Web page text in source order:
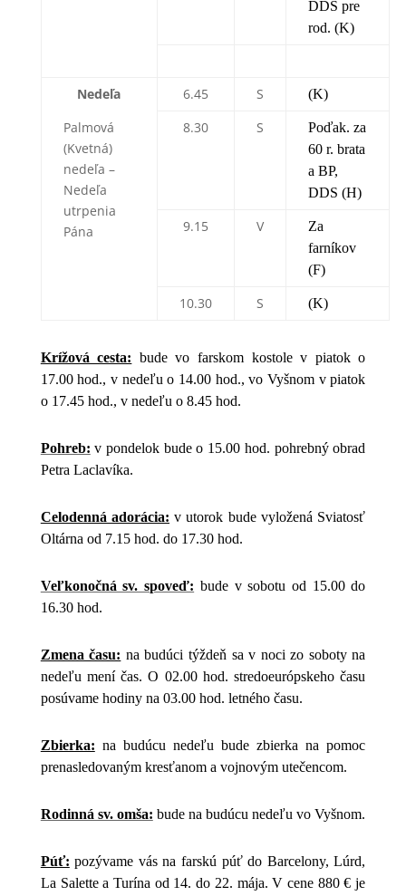
DDS pre
rod. (K)
Nedeľa
Palmová
(Kvetná)
nedeľa –
Nedeľa
utrpenia
Pána
6.45 S (K)
8.30 S
Poďak. za
60 r. brata
a BP,
DDS (H)
9.15 V
Za
farníkov
(F)
10.30 S (K)
Krížová cesta: bude vo farskom kostole v piatok o
17.00 hod., v nedeľu o 14.00 hod., vo Vyšnom v piatok
o 17.45 hod., v nedeľu o 8.45 hod.
Pohreb: v pondelok bude o 15.00 hod. pohrebný obrad
Petra Laclavíka.
Celodenná adorácia: v utorok bude vyložená Sviatosť
Oltárna od 7.15 hod. do 17.30 hod.
Veľkonočná sv. spoveď: bude v sobotu od 15.00 do
16.30 hod.
Zmena času: na budúci týždeň sa v noci zo soboty na
nedeľu mení čas. O 02.00 hod. stredoeurópskeho času
posúvame hodiny na 03.00 hod. letného času.
Zbierka: na budúcu nedeľu bude zbierka na pomoc
prenasledovaným kresťanom a vojnovým utečencom.
Rodinná sv. omša: bude na budúcu nedeľu vo Vyšnom.
Púť: pozývame vás na farskú púť do Barcelony, Lúrd,
La Salette a Turína od 14. do 22. mája. V cene 880 € je